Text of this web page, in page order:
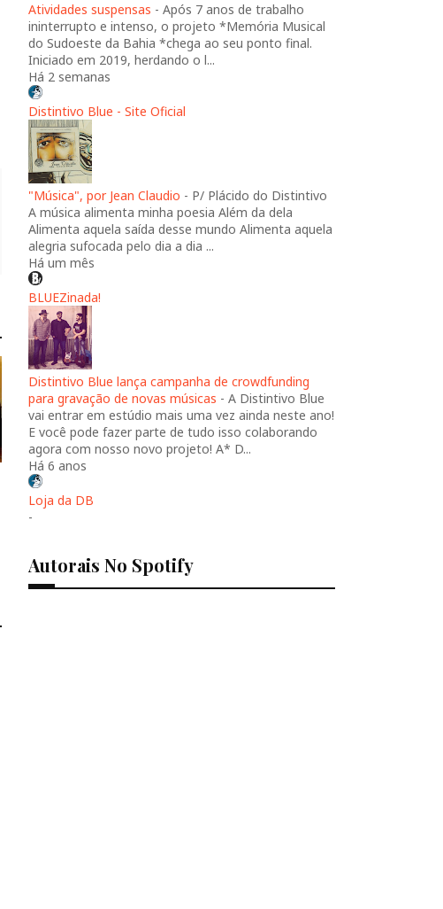
Atividades suspensas -Após 7 anos de trabalho
ininterrupto e intenso, o projeto *Memória Musical
do Sudoeste da Bahia *chega ao seu ponto final.
Iniciado em 2019, herdando o l...
Há 2 semanas
Distintivo Blue - Site Oficial
"Música", por Jean Claudio - P/ Plácido do Distintivo
A música alimenta minha poesia Além da dela
Alimenta aquela saída desse mundo Alimenta aquela
alegria sufocada pelo dia a dia ...
Há um mês
BLUEZinada!
Distintivo Blue lança campanha de crowdfunding
para gravação de novas músicas -A Distintivo Blue
vai entrar em estúdio mais uma vez ainda neste ano!
E você pode fazer parte de tudo isso colaborando
agora com nosso novo projeto! A* D...
Há 6 anos
Loja da DB
-
Autorais No Spotify